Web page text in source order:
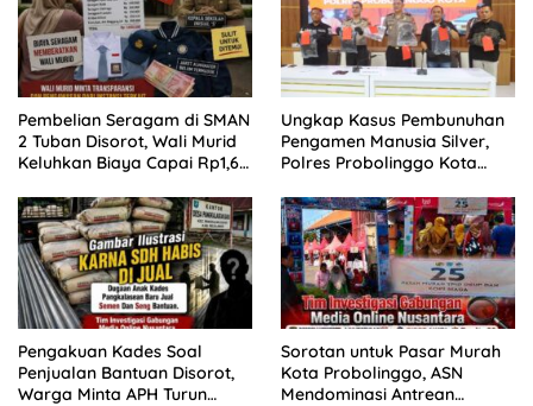
Pembelian Seragam di SMAN
2 Tuban Disorot, Wali Murid
Keluhkan Biaya Capai Rp1,6
Ungkap Kasus Pembunuhan
Pengamen Manusia Silver,
Polres Probolinggo Kota
Pengakuan Kades Soal
Penjualan Bantuan Disorot,
Warga Minta APH Turun
Sorotan untuk Pasar Murah
Kota Probolinggo, ASN
Mendominasi Antrean